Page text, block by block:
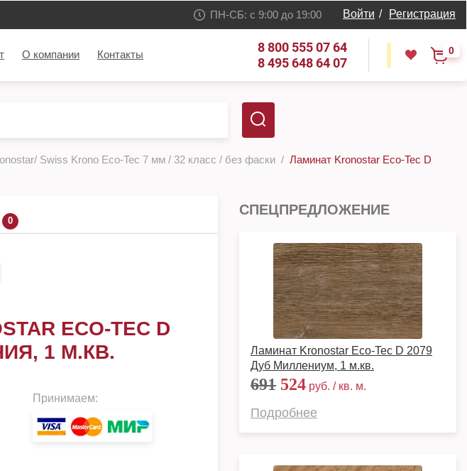
ПН-СБ: с 9:00 до 19:00 Войти / Регистрация
О компании Контакты
8 800 555 07 64
8 495 648 64 07
0
Swiss Krono Eco-Tec 7 мм / 32 класс / без фаски
Ламинат Kronostar Eco-Tec D
0
ECO-TEC D
1 М.КВ.
Принимаем:
СПЕЦПРЕДЛОЖЕНИЕ
Ламинат Kronostar Eco-Tec D 2079
Дуб Миллениум, 1 м.кв.
691 524 руб. / кв. м.
Подробнее